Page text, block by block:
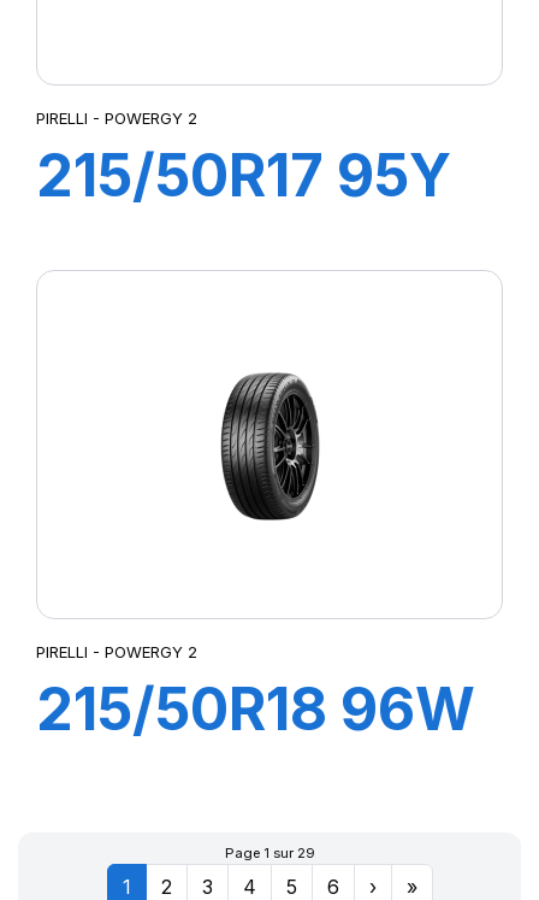
PIRELLI - POWERGY 2
215/50R17 95Y
PIRELLI - POWERGY 2
215/50R18 96W
Page 1 sur 29
1 2 3 4 5 6 › »